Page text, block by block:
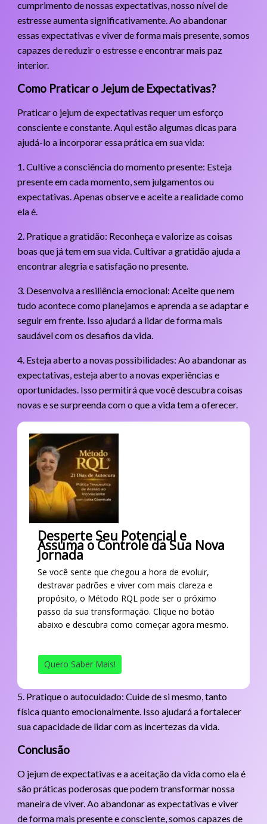
cumprimento de nossas expectativas, nosso nível de
estresse aumenta significativamente. Ao abandonar
essas expectativas e viver de forma mais presente, somos
capazes de reduzir o estresse e encontrar mais paz
interior.
Como Praticar o Jejum de Expectativas?
Praticar o jejum de expectativas requer um esforço
consciente e constante. Aqui estão algumas dicas para
ajudá-lo a incorporar essa prática em sua vida:
1. Cultive a consciência do momento presente: Esteja
presente em cada momento, sem julgamentos ou
expectativas. Apenas observe e aceite a realidade como
ela é.
2. Pratique a gratidão: Reconheça e valorize as coisas
boas que já tem em sua vida. Cultivar a gratidão ajuda a
encontrar alegria e satisfação no presente.
3. Desenvolva a resiliência emocional: Aceite que nem
tudo acontece como planejamos e aprenda a se adaptar e
seguir em frente. Isso ajudará a lidar de forma mais
saudável com os desafios da vida.
4. Esteja aberto a novas possibilidades: Ao abandonar as
expectativas, esteja aberto a novas experiências e
oportunidades. Isso permitirá que você descubra coisas
novas e se surpreenda com o que a vida tem a oferecer.
Desperte Seu Potencial e
Assuma o Controle da Sua Nova
Jornada
Se você sente que chegou a hora de evoluir,
destravar padrões e viver com mais clareza e
propósito, o Método RQL pode ser o próximo
passo da sua transformação. Clique no botão
abaixo e descubra como começar agora mesmo.
Quero Saber Mais!
5. Pratique o autocuidado: Cuide de si mesmo, tanto
física quanto emocionalmente. Isso ajudará a fortalecer
sua capacidade de lidar com as incertezas da vida.
Conclusão
O jejum de expectativas e a aceitação da vida como ela é
são práticas poderosas que podem transformar nossa
maneira de viver. Ao abandonar as expectativas e viver
de forma mais presente e consciente, somos capazes de